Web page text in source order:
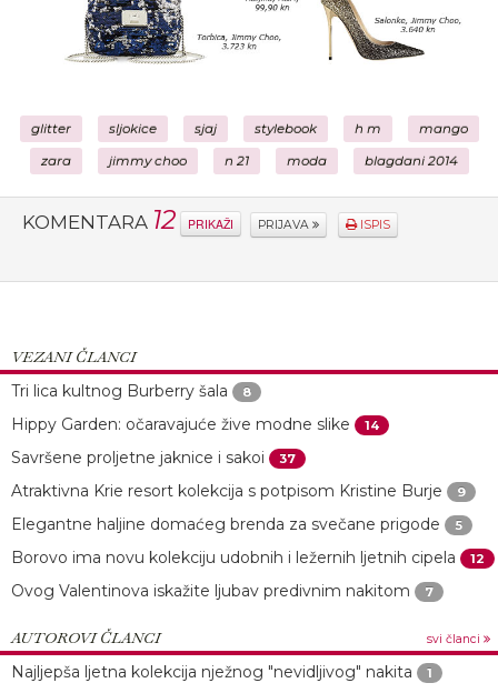
glitter sljokice sjaj stylebook h m mango
zara jimmy choo n 21 moda blagdani 2014
KOMENTARA 12 PRIKAŽI PRIJAVA ISPIS
VEZANI ČLANCI
Tri lica kultnog Burberry šala
8
Hippy Garden: očaravajuće žive modne slike 14
Savršene proljetne jaknice i sakoi 37
Atraktivna Krie resort kolekcija s potpisom Kristine Burje 9
Elegantne haljine domaćeg brenda za svečane prigode 5
Borovo ima novu kolekciju udobnih i ležernih ljetnih cipela 12
Ovog Valentinova iskažite ljubav predivnim nakitom 7
AUTOROVI ČLANCI svi članci
Najljepša ljetna kolekcija nježnog "nevidljivog" nakita 1